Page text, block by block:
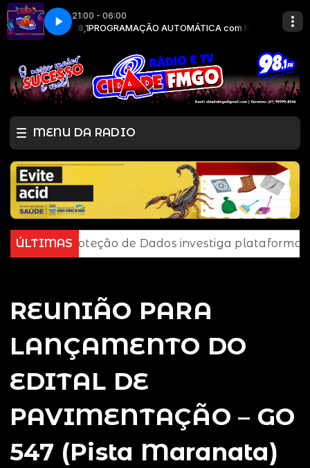
21:00 - 06:00
FM 98,1 PROGRAMAÇÃO AUTOMÁTICA com RADIO CIDADE FM 98,1
CIDADE FM
MENU DA RADIO
ÚLTIMASde Dados investiga plataforma Discord
REUNIÃO PARA
LANÇAMENTO DO
EDITAL DE
PAVIMENTAÇÃO – GO
547 (Pista Maranata)